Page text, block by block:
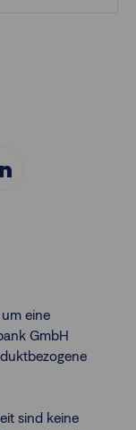
eine
GmbH
sind keine